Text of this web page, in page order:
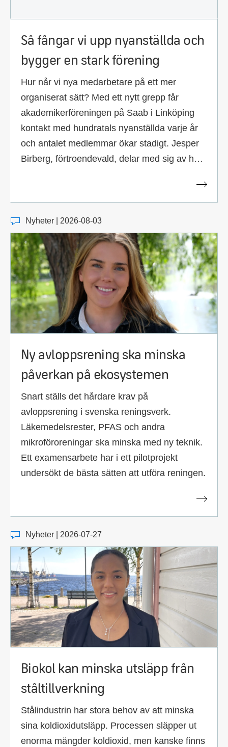
Så fångar vi upp nyanställda och
bygger en stark förening
Hur når vi nya medarbetare på ett mer
organiserat sätt? Med ett nytt grepp får
akademikerföreningen på Saab i Linköping
kontakt med hundratals nyanställda varje år
och antalet medlemmar ökar stadigt. Jesper
Birberg, förtroendevald, delar med sig av hur
Nyheter | 2026-08-03
Ny avloppsrening ska minska
påverkan på ekosystemen
Snart ställs det hårdare krav på
avloppsrening i svenska reningsverk.
Läkemedelsrester, PFAS och andra
mikroföroreningar ska minska med ny teknik.
Ett examensarbete har i ett pilotprojekt
undersökt de bästa sätten att utföra reningen.
Nyheter | 2026-07-27
Biokol kan minska utsläpp från
ståltillverkning
Stålindustrin har stora behov av att minska
sina koldioxidutsläpp. Processen släpper ut
enorma mängder koldioxid, men kanske finns